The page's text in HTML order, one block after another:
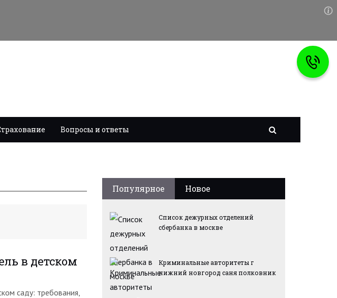
Вопросы и ответы
в детском
саду: требования,
Популярное Новое
Список дежурных отделений
сбербанка в москве
Криминальные авторитеты г
нижний новгород саня полковник